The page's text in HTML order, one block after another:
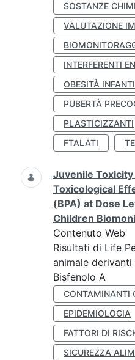
SOSTANZE
VALUTAZIONE
INTERFERENTI
OBESITÀ
PUBERTÀ
PLASTICIZZANTI
FTALATI
Juvenile
Toxicological
(BPA) at Dose
Children
Contenuto Web
Risultati di Life
animale
Bisfenolo A
CONTAMINANTI
EPIDEMIOLOGIA
FATTORI DI
SICUREZZA